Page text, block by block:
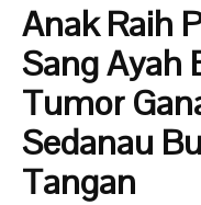
Anak Raih
Sang Ayah
Tumor
Sedanau
Tangan